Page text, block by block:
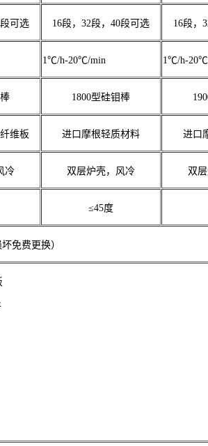
可选 16段，32段，40段可选 16段，
1℃/h-20℃/min 1℃/h-
1800型硅钼棒
维板 进口摩根轻质材料 进口
冷 双层炉壳，风冷 双
≤45度
免费更换）